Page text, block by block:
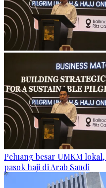
Peluang besar UMKM
pasok haji di Arab Saudi